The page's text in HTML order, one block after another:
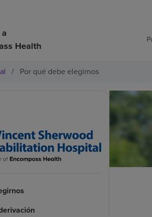
Health
/ Por qué debe elegirnos